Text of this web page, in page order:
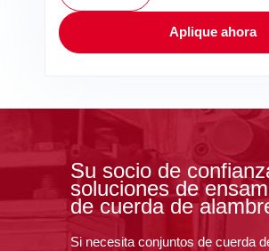
Aplique ahora
Su socio de
soluciones de
de cuerda de
Si necesita conjuntos de cuerda